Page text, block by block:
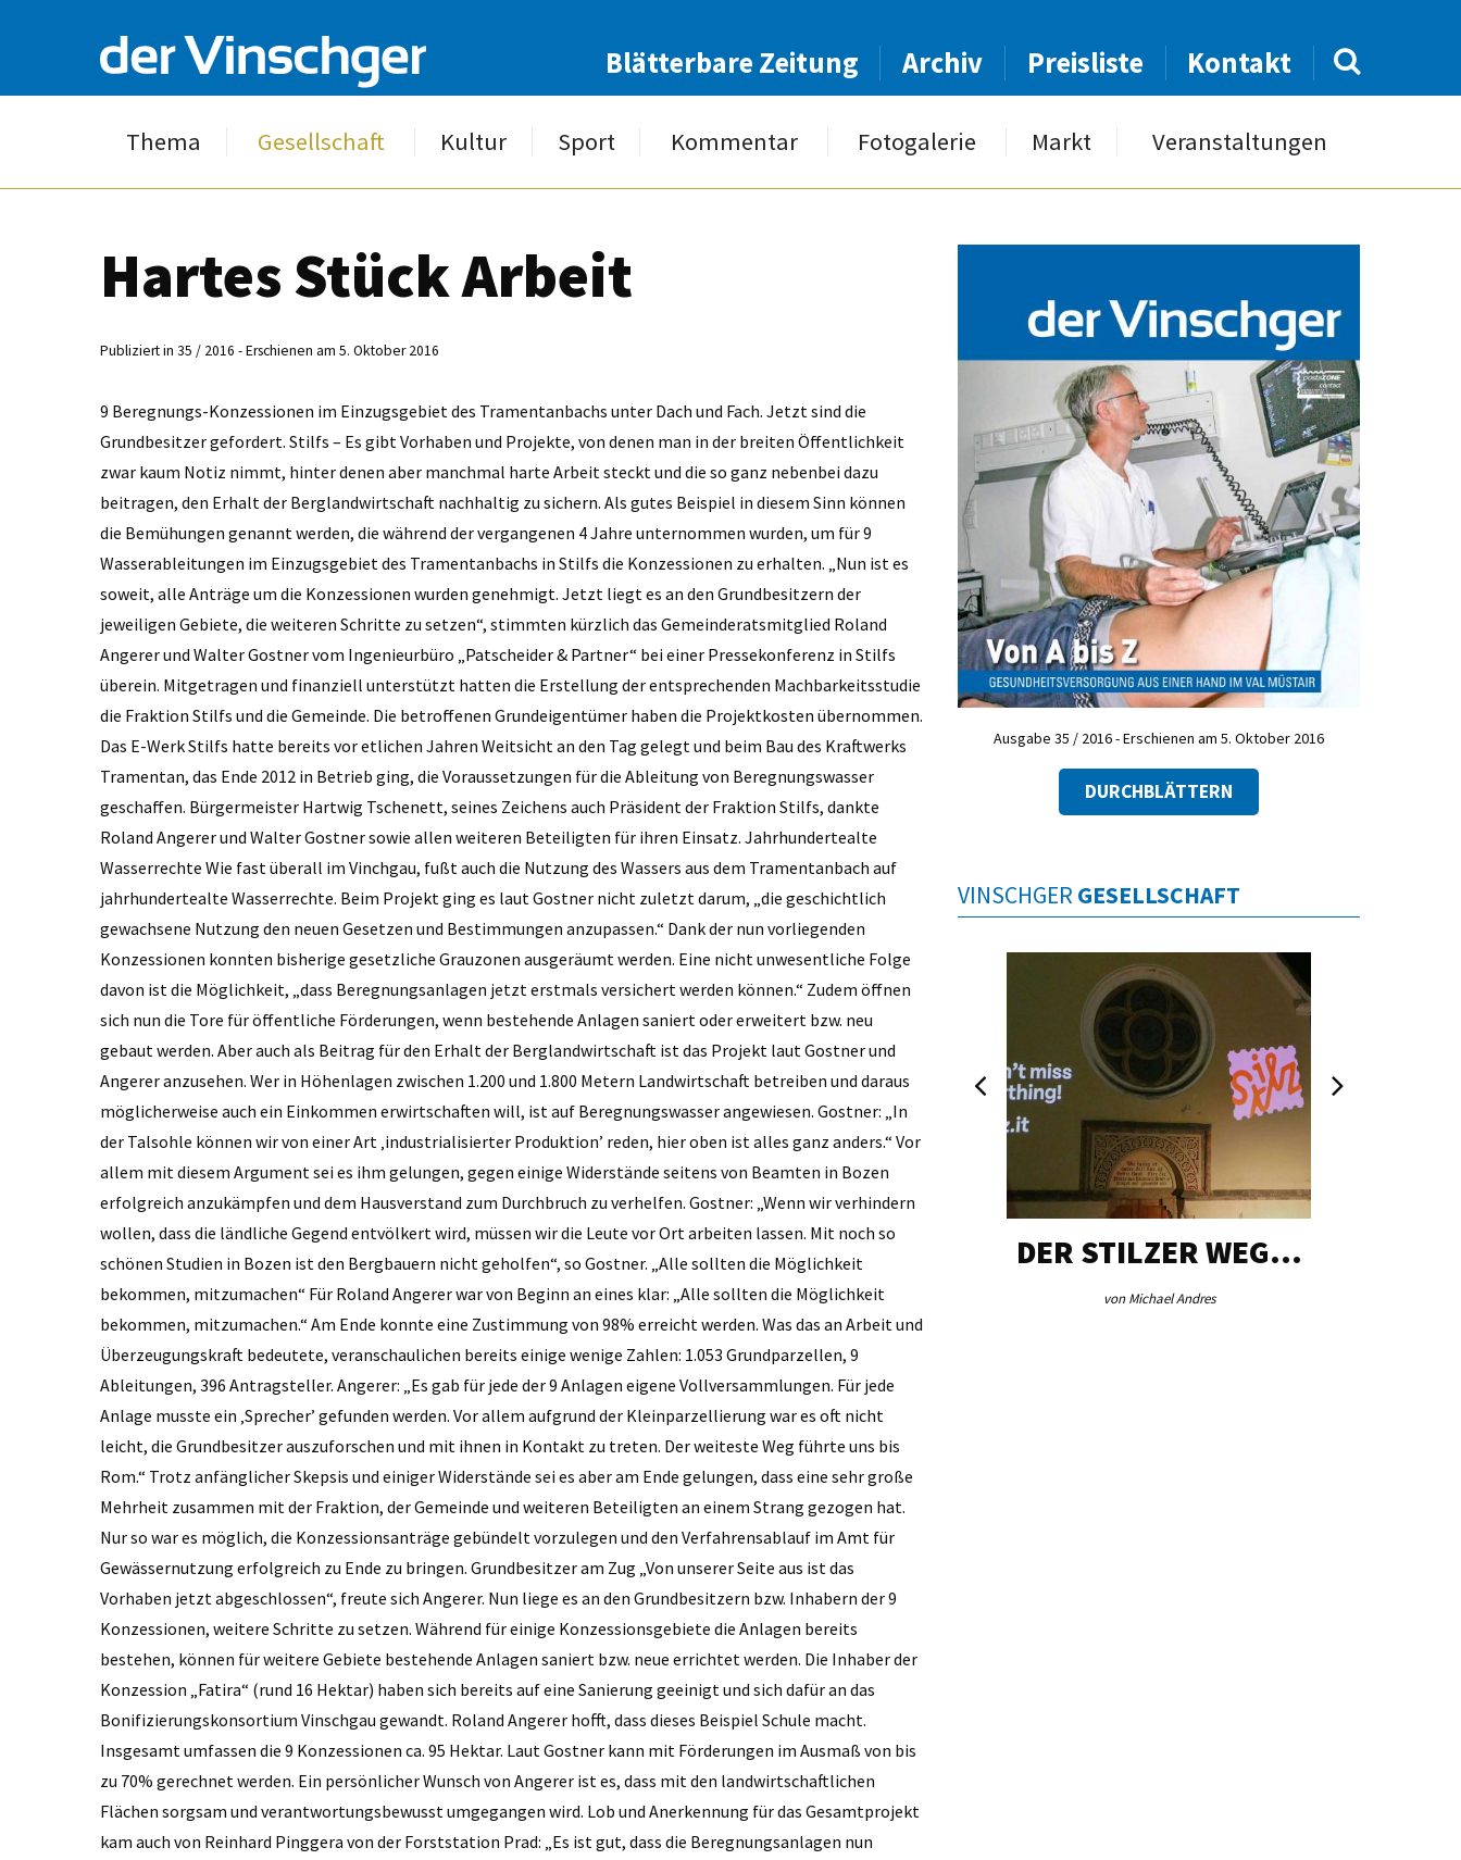
Blätterbare Zeitung Archiv Preisliste Kontakt
Thema Gesellschaft Kultur Sport Kommentar Fotogalerie Markt Veranstaltungen
Hartes Stück Arbeit
Publiziert in 35 / 2016 - Erschienen am 5. Oktober 2016
9 Beregnungs-Konzessionen im Einzugsgebiet des Tramentanbachs unter Dach und Fach. Jetzt sind die
Grundbesitzer gefordert. Stilfs – Es gibt Vorhaben und Projekte, von denen man in der breiten Öffentlichkeit
zwar kaum Notiz nimmt, hinter denen aber manchmal harte Arbeit steckt und die so ganz nebenbei dazu
beitragen, den Erhalt der Berglandwirtschaft nachhaltig zu sichern. Als gutes Beispiel in diesem Sinn können
die Bemühungen genannt werden, die während der vergangenen 4 Jahre unternommen wurden, um für 9
Wasserableitungen im Einzugsgebiet des Tramentanbachs in Stilfs die Konzessionen zu erhalten. „Nun ist es
soweit, alle Anträge um die Konzessionen wurden genehmigt. Jetzt liegt es an den Grundbesitzern der
jeweiligen Gebiete, die weiteren Schritte zu setzen“, stimmten kürzlich das Gemeinderatsmitglied Roland
Angerer und Walter Gostner vom Ingenieurbüro „Patscheider & Partner“ bei einer Pressekonferenz in Stilfs
überein. Mitgetragen und finanziell unterstützt hatten die Erstellung der entsprechenden Machbarkeitsstudie
die Fraktion Stilfs und die Gemeinde. Die betroffenen Grundeigentümer haben die Projektkosten übernommen.
Das E-Werk Stilfs hatte bereits vor etlichen Jahren Weitsicht an den Tag gelegt und beim Bau des Kraftwerks
Tramentan, das Ende 2012 in Betrieb ging, die Voraussetzungen für die Ableitung von Beregnungswasser
geschaffen. Bürgermeister Hartwig Tschenett, seines Zeichens auch Präsident der Fraktion Stilfs, dankte
Roland Angerer und Walter Gostner sowie allen weiteren Beteiligten für ihren Einsatz. Jahrhundertealte
Wasserrechte Wie fast überall im Vinchgau, fußt auch die Nutzung des Wassers aus dem Tramentanbach auf
jahrhundertealte Wasserrechte. Beim Projekt ging es laut Gostner nicht zuletzt darum, „die geschichtlich
gewachsene Nutzung den neuen Gesetzen und Bestimmungen anzupassen.“ Dank der nun vorliegenden
Konzessionen konnten bisherige gesetzliche Grauzonen ausgeräumt werden. Eine nicht unwesentliche Folge
davon ist die Möglichkeit, „dass Beregnungsanlagen jetzt erstmals versichert werden können.“ Zudem öffnen
sich nun die Tore für öffentliche Förderungen, wenn bestehende Anlagen saniert oder erweitert bzw. neu
gebaut werden. Aber auch als Beitrag für den Erhalt der Berglandwirtschaft ist das Projekt laut Gostner und
Angerer anzusehen. Wer in Höhenlagen zwischen 1.200 und 1.800 Metern Landwirtschaft betreiben und daraus
möglicherweise auch ein Einkommen erwirtschaften will, ist auf Beregnungswasser angewiesen. Gostner: „In
der Talsohle können wir von einer Art ‚industrialisierter Produktion’ reden, hier oben ist alles ganz anders.“ Vor
allem mit diesem Argument sei es ihm gelungen, gegen einige Widerstände seitens von Beamten in Bozen
erfolgreich anzukämpfen und dem Hausverstand zum Durchbruch zu verhelfen. Gostner: „Wenn wir verhindern
wollen, dass die ländliche Gegend entvölkert wird, müssen wir die Leute vor Ort arbeiten lassen. Mit noch so
schönen Studien in Bozen ist den Bergbauern nicht geholfen“, so Gostner. „Alle sollten die Möglichkeit
bekommen, mitzumachen“ Für Roland Angerer war von Beginn an eines klar: „Alle sollten die Möglichkeit
bekommen, mitzumachen.“ Am Ende konnte eine Zustimmung von 98% erreicht werden. Was das an Arbeit und
Überzeugungskraft bedeutete, veranschaulichen bereits einige wenige Zahlen: 1.053 Grundparzellen, 9
Ableitungen, 396 Antragsteller. Angerer: „Es gab für jede der 9 Anlagen eigene Vollversammlungen. Für jede
Anlage musste ein ‚Sprecher’ gefunden werden. Vor allem aufgrund der Kleinparzellierung war es oft nicht
leicht, die Grundbesitzer auszuforschen und mit ihnen in Kontakt zu treten. Der weiteste Weg führte uns bis
Rom.“ Trotz anfänglicher Skepsis und einiger Widerstände sei es aber am Ende gelungen, dass eine sehr große
Mehrheit zusammen mit der Fraktion, der Gemeinde und weiteren Beteiligten an einem Strang gezogen hat.
Nur so war es möglich, die Konzessionsanträge gebündelt vorzulegen und den Verfahrensablauf im Amt für
Gewässernutzung erfolgreich zu Ende zu bringen. Grundbesitzer am Zug „Von unserer Seite aus ist das
Vorhaben jetzt abgeschlossen“, freute sich Angerer. Nun liege es an den Grundbesitzern bzw. Inhabern der 9
Konzessionen, weitere Schritte zu setzen. Während für einige Konzessionsgebiete die Anlagen bereits
bestehen, können für weitere Gebiete bestehende Anlagen saniert bzw. neue errichtet werden. Die Inhaber der
Konzession „Fatira“ (rund 16 Hektar) haben sich bereits auf eine Sanierung geeinigt und sich dafür an das
Bonifizierungskonsortium Vinschgau gewandt. Roland Angerer hofft, dass dieses Beispiel Schule macht.
Insgesamt umfassen die 9 Konzessionen ca. 95 Hektar. Laut Gostner kann mit Förderungen im Ausmaß von bis
zu 70% gerechnet werden. Ein persönlicher Wunsch von Angerer ist es, dass mit den landwirtschaftlichen
Flächen sorgsam und verantwortungsbewusst umgegangen wird. Lob und Anerkennung für das Gesamtprojekt
kam auch von Reinhard Pinggera von der Forststation Prad: „Es ist gut, dass die Beregnungsanlagen nun
Ausgabe 35 / 2016 - Erschienen am 5. Oktober 2016
DURCHBLÄTTERN
VINSCHGER GESELLSCHAFT
DER STILZER WEG…
von Michael Andres